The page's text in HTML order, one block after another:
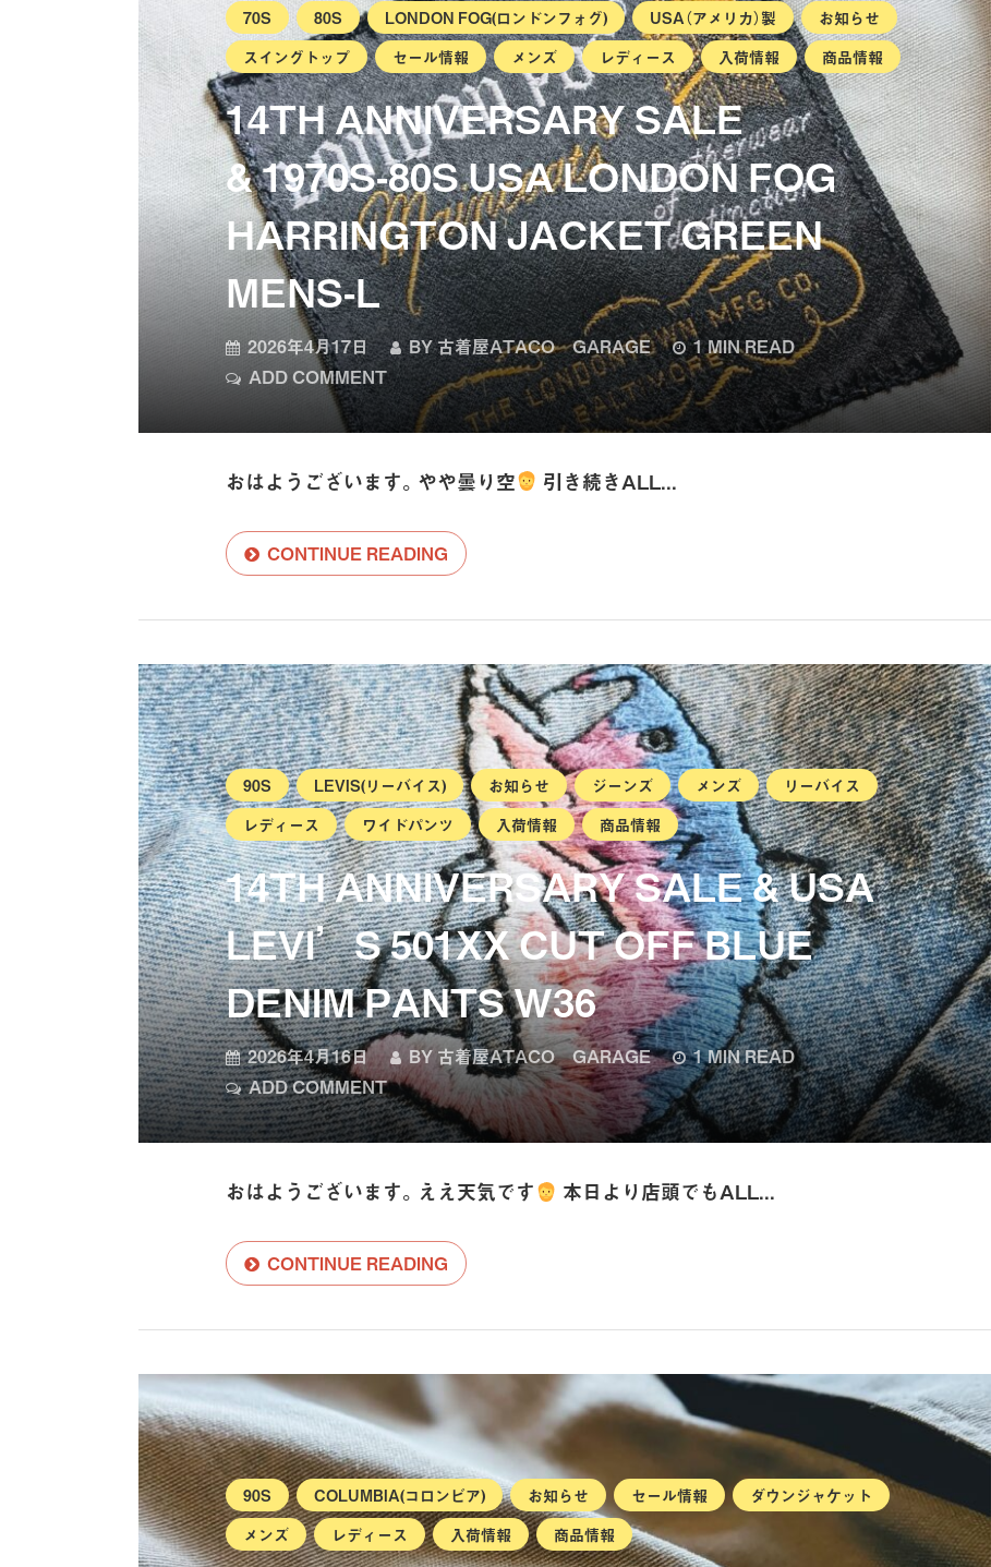
70S 80S LONDON FOG(ロンドンフォグ) USA（アメリカ）製
お知らせ
スイングトップ
セール情報 メンズ レディース 入荷情報 商品情報
14TH ANNIVERSARY SALE
& 1970S-80S USA LONDON FOG
HARRINGTON JACKET GREEN
MENS-L
2026年4月17日 BY古着屋ATACO GARAGE
1 MIN READ
ADD COMMENT
おはようございます。やや曇り空 引き続きALL...
CONTINUE READING
90S LEVIS(リーバイス) お知らせ ジーンズ メンズ
リーバイス
レディース
ワイドパンツ 入荷情報 商品情報
14TH ANNIVERSARY SALE & USA
LEVI’S 501XX CUT OFF BLUE
DENIM PANTS W36
2026年4月16日 BY古着屋ATACO GARAGE
1 MIN READ
ADD COMMENT
おはようございます。ええ天気です 本日より店頭でもALL...
CONTINUE READING
90S COLUMBIA(コロンビア) お知らせ セール情報
ダウンジャケット
メンズ
レディース 入荷情報 商品情報